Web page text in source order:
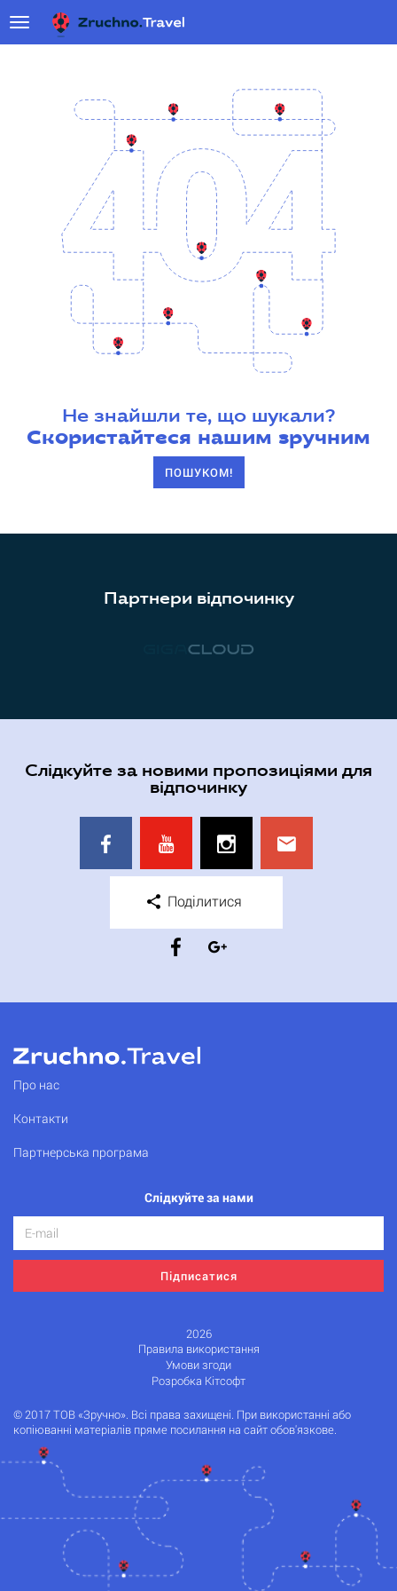
Не знайшли те, що шукали?
Скористайтеся нашим зручним
ПОШУКОМ!
Партнери відпочинку
Слідкуйте за новими пропозиціями для
відпочинку
Поділитися
Про нас
Контакти
Партнерська програма
Слідкуйте за нами
Підписатися
2026
Правила використання
Умови згоди
Розробка Кітсофт
© 2017 ТОВ «Зручно». Всі права захищені. При використанні або
копіюванні матеріалів пряме посилання на сайт обов'язкове.